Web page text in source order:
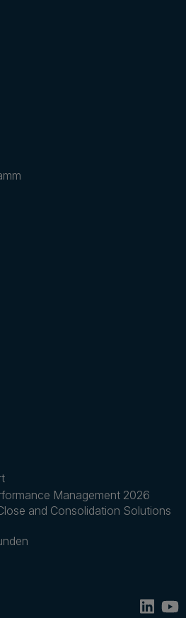
Management 2026
and Consolidation Solutions